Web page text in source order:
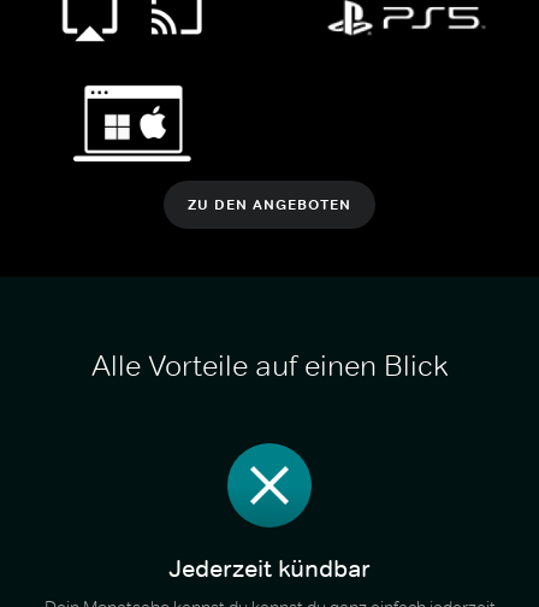
ZU DEN ANGEBOTEN
Alle Vorteile auf einen Blick
Jederzeit kündbar